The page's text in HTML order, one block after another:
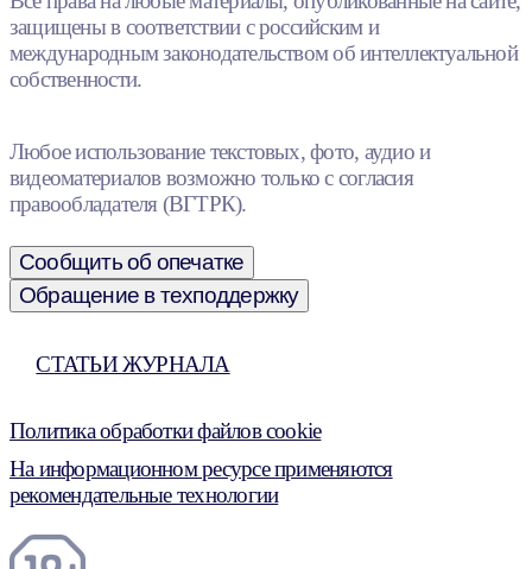
защищены в соответствии с российским и
международным законодательством об интеллектуальной
собственности.
Любое использование текстовых, фото, аудио и
видеоматериалов возможно только с согласия
правообладателя (ВГТРК).
Сообщить об опечатке
Обращение в техподдержку
СТАТЬИ ЖУРНАЛА
Политика обработки файлов cookie
На информационном ресурсе применяются
рекомендательные технологии